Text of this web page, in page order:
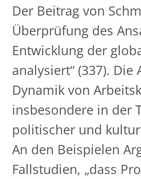
Der Beitrag von
Überprüfung des
Entwicklung der
analysiert“ (337).
Dynamik von
insbesondere in der
politischer und
An den Beispielen
Fallstudien, „dass